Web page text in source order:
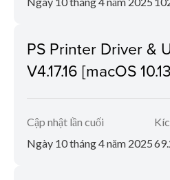
PS Printer Driver &
V4.17.16 [macOS
Cập nhật lần cuối
Ngày 10 tháng 4 năm 2025